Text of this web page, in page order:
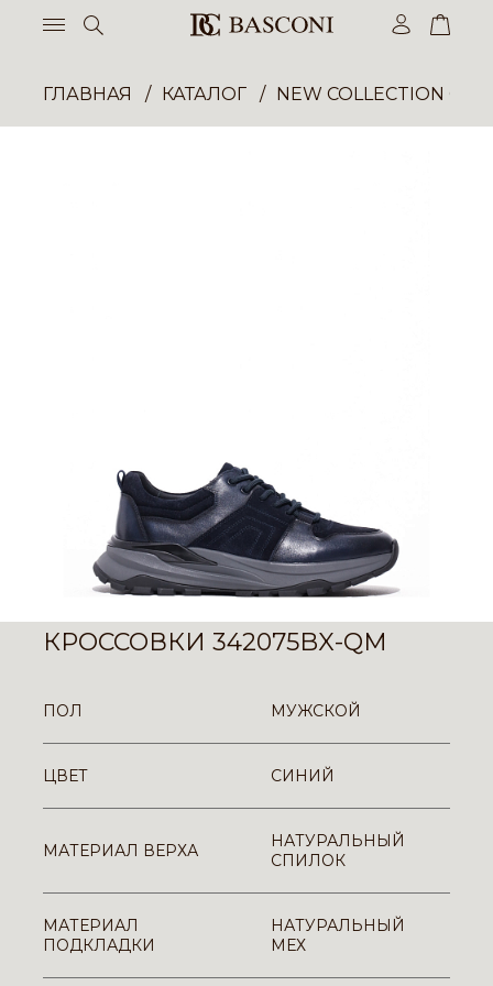
ГЛАВНАЯ КАТАЛОГ NEW COLLECTION
КРОССОВКИ 342075BX-QM
ПОЛ МУЖСКОЙ
ЦВЕТ СИНИЙ
МАТЕРИАЛ ВЕРХА
НАТУРАЛЬНЫЙ
СПИЛОК
МАТЕРИАЛ
ПОДКЛАДКИ
НАТУРАЛЬНЫЙ
МЕХ